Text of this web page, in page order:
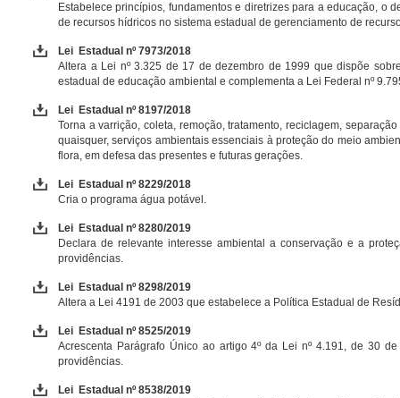
Estabelece princípios, fundamentos e diretrizes para a educação, o
de recursos hídricos no sistema estadual de gerenciamento de
Lei Estadual nº 7973/2018
Altera a Lei nº 3.325 de 17 de dezembro de 1999 que dispõe
estadual de educação ambiental e complementa a Lei Federal nº
Lei Estadual nº 8197/2018
Torna a varrição, coleta, remoção, tratamento, reciclagem,
quaisquer, serviços ambientais essenciais à proteção do meio
flora, em defesa das presentes e futuras gerações.
Lei Estadual nº 8229/2018
Cria o programa água potável.
Lei Estadual nº 8280/2019
Declara de relevante interesse ambiental a conservação e a
providências.
Lei Estadual nº 8298/2019
Altera a Lei 4191 de 2003 que estabelece a Política Estadual de
Lei Estadual nº 8525/2019
Acrescenta Parágrafo Único ao artigo 4º da Lei nº 4.191, de 30
providências.
Lei Estadual nº 8538/2019